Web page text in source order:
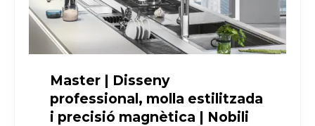
Master | Disseny
professional, molla estilitzada
i precisió magnètica | Nobili